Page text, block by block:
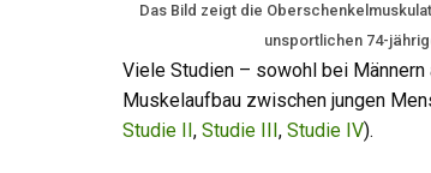
Das Bild zeigt die
unsportlichen 74-
Viele Studien – sowohl bei
Muskelaufbau zwischen jungen
Studie II, Studie III, Studie IV).